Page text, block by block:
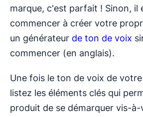
marque, c'est parfait ! Sinon, il
commencer à créer votre
un générateur de ton de voix
commencer (en anglais).
Une fois le ton de voix de
listez les éléments clés qui
produit de se démarquer vis-à-